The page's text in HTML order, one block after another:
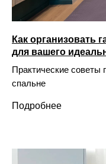
Как организовать
для вашего
Практические советы
спальне
Подробнее